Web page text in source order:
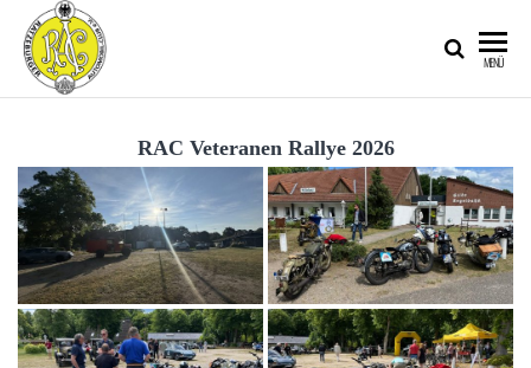
AUTOMOBIL-
CLUB IM
ADAC E.V.
MENÜ
RAC Veteranen Rallye 2026